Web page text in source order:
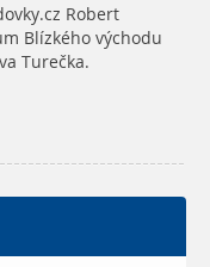
Robert
Blízkého východu
Turečka.